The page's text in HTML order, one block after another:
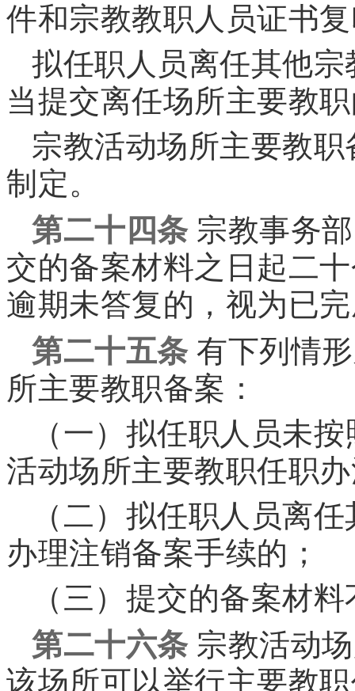
件和宗教教职人员证书
拟任职人员离任其他
当提交离任场所主要教
宗教活动场所主要教
制定。
第二十四条宗教事务
交的备案材料之日起二
逾期未答复的，视为已
第二十五条有下列情
所主要教职备案：
（一）拟任职人员未
活动场所主要教职任职
（二）拟任职人员离
办理注销备案手续的；
（三）提交的备案材
第二十六条宗教活动
该场所可以举行主要教